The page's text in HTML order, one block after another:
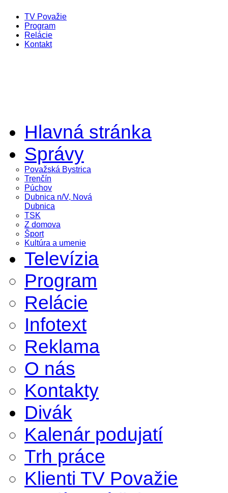
TV Považie
Program
Relácie
Kontakt
Hlavná stránka
Správy
Považská Bystrica
Trenčín
Púchov
Dubnica n/V, Nová
Dubnica
TSK
Z domova
Šport
Kultúra a umenie
Televízia
Program
Relácie
Infotext
Reklama
O nás
Kontakty
Divák
Kalenár podujatí
Trh práce
Klienti TV Považie